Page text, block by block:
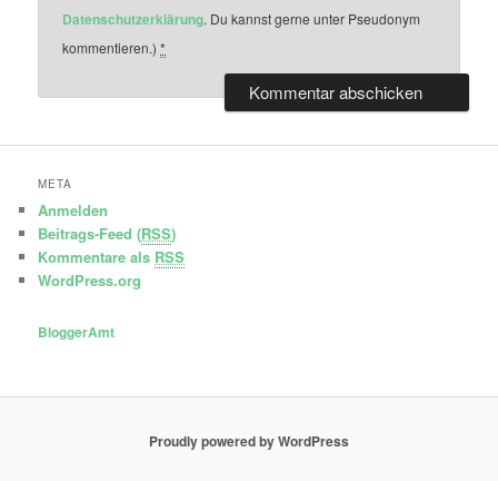
Datenschutzerklärung. Du kannst gerne unter Pseudonym
kommentieren.)*
META
Anmelden
Beitrags-Feed (RSS)
Kommentare als RSS
WordPress.org
BloggerAmt
Proudly powered by WordPress